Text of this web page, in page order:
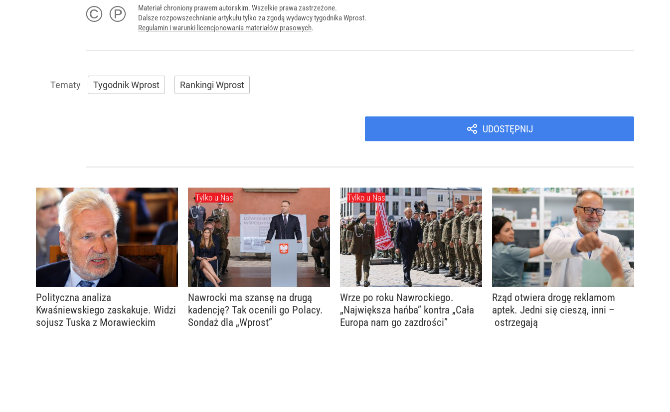
© ℗
Materiał chroniony prawem autorskim. Wszelkie prawa zastrzeżone.
Dalsze rozpowszechnianie artykułu tylko za zgodą wydawcy tygodnika Wprost.
Regulamin i warunki licencjonowania materiałów prasowych.
Tygodnik Wprost Rankingi Wprost
UDOSTĘPNIJ
Polityczna analiza
Kwaśniewskiego zaskakuje. Widzi
sojusz Tuska z Morawieckim
Tylko u Nas
Nawrocki ma szansę na drugą
kadencję? Tak ocenili go Polacy.
Sondaż dla „Wprost”
Tylko u Nas
Wrze po roku Nawrockiego.
„Największa hańba” kontra „Cała
Europa nam go zazdrości”
Rząd otwiera drogę reklamom
aptek. Jedni się cieszą, inni –
ostrzegają